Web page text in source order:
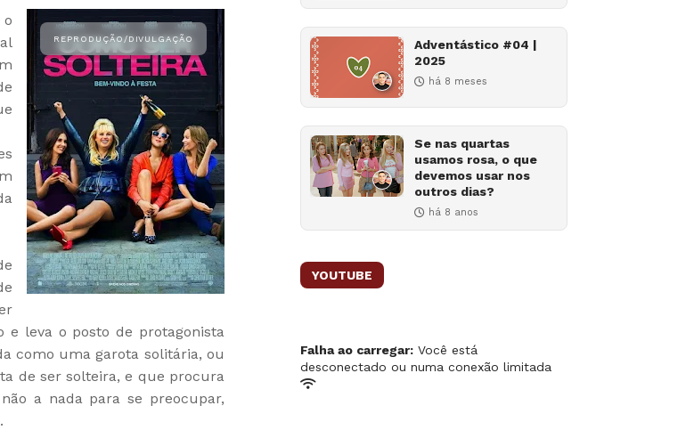
e leva o posto de protagonista
como uma garota solitária, ou
de ser solteira, e que procura
a nada para se preocupar,
Adventástico #04 |
2025
há 8 meses
Se nas quartas
usamos rosa, o que
devemos usar nos
outros dias?
há 8 anos
YOUTUBE
Falha ao carregar: Você está
desconectado ou numa conexão limitada